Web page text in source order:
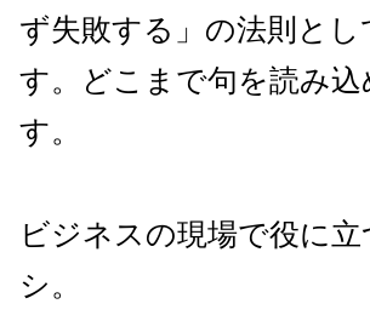
ず失敗する」の法則と
す。どこまで句を読み
す。
ビジネスの現場で役に
シ。